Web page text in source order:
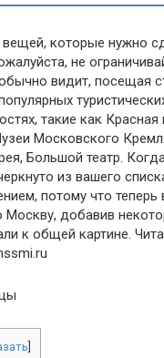
которые нужно
не
видит, посещая
такие как
Московского
Большой театр.
из вашего
потому что теперь
добавив
к общей картине.